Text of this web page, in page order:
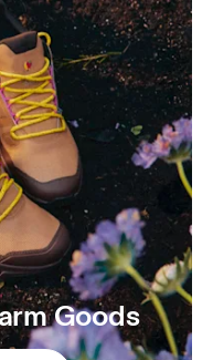
Goods